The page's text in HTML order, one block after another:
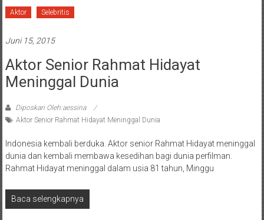
Aktor Selebritis
Juni 15, 2015
Aktor Senior Rahmat Hidayat
Meninggal Dunia
Diposkan Oleh:aessina
Aktor Senior Rahmat Hidayat Meninggal Dunia
Indonesia kembali berduka. Aktor senior Rahmat Hidayat meninggal
dunia dan kembali membawa kesedihan bagi dunia perfilman.
Rahmat Hidayat meninggal dalam usia 81 tahun, Minggu
Baca selengkapnya